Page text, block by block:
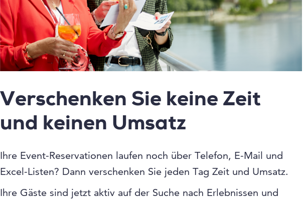
Verschenken Sie keine Zeit
und keinen Umsatz
Ihre Event-Reservationen laufen noch über Telefon, E-Mail und
Excel-Listen? Dann verschenken Sie jeden Tag Zeit und Umsatz.
Ihre Gäste sind jetzt aktiv auf der Suche nach Erlebnissen und